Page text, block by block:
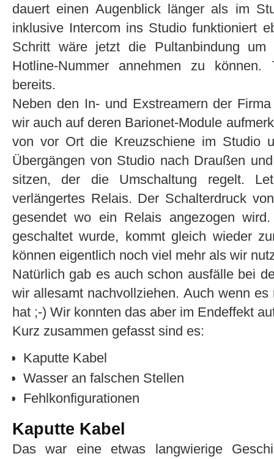
dauert einen Augenblick länger als im
inklusive Intercom ins Studio funktioniert
Schritt wäre jetzt die Pultanbindung
Hotline-Nummer annehmen zu
bereits.
Neben den In- und Exstreamern der
wir auch auf deren Barionet-Module
von vor Ort die Kreuzschiene im Studio
Übergängen von Studio nach Draußen
sitzen, der die Umschaltung regelt.
verlängertes Relais. Der Schalterdruck
gesendet wo ein Relais angezogen
geschaltet wurde, kommt gleich wieder
können eigentlich noch viel mehr als wir
Natürlich gab es auch schon ausfälle bei
wir allesamt nachvollziehen. Auch wenn
hat ;-) Wir konnten das aber im Endeffekt
Kurz zusammen gefasst sind es:
Kaputte Kabel
Wasser an falschen Stellen
Fehlkonfigurationen
Kaputte Kabel
Das war eine etwas langwierige